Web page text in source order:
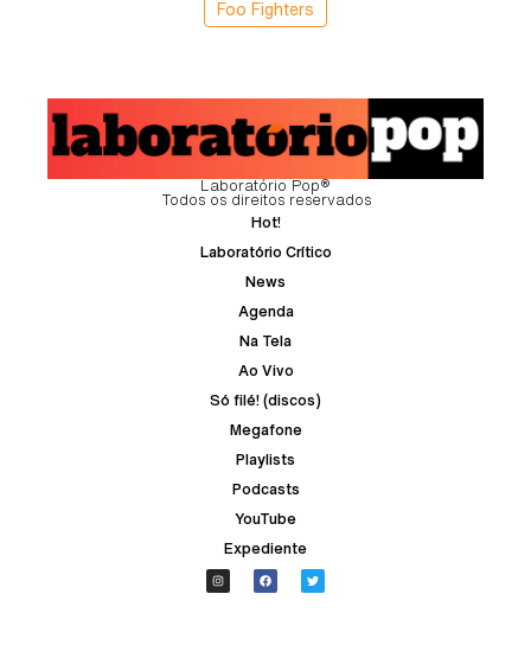
Foo Fighters
Laboratório Pop®
Todos os direitos reservados
Hot!
Laboratório Crítico
News
Agenda
Na Tela
Ao Vivo
Só filé! (discos)
Megafone
Playlists
Podcasts
YouTube
Expediente